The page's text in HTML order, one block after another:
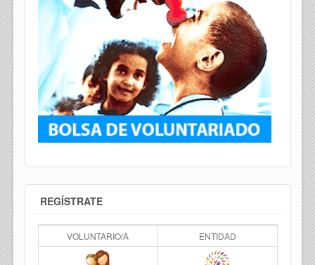
REGÍSTRATE
VOLUNTARIO/A ENTIDAD